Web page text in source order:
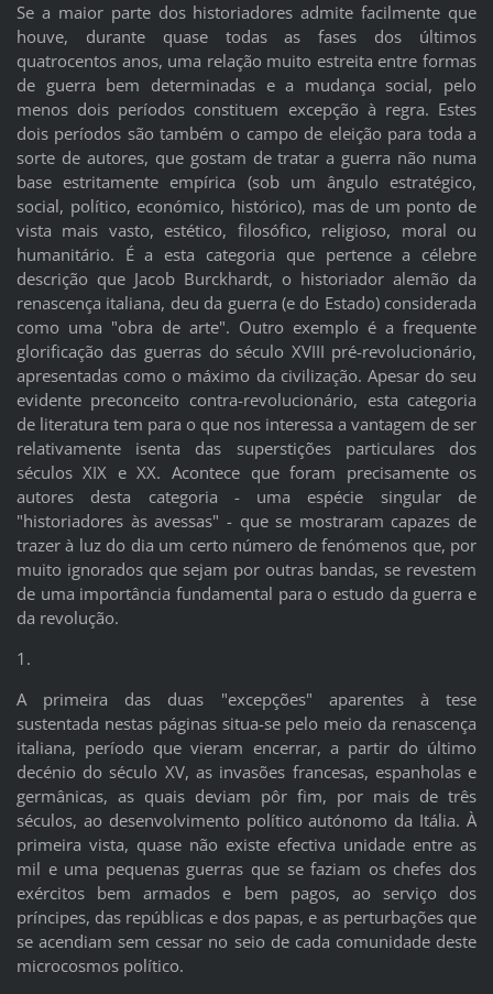
Se a maior parte dos historiadores admite facilmente que
houve, durante quase todas as fases dos últimos
quatrocentos anos, uma relação muito estreita entre formas
de guerra bem determinadas e a mudança social, pelo
menos dois períodos constituem excepção à regra. Estes
dois períodos são também o campo de eleição para toda a
sorte de autores, que gostam de tratar a guerra não numa
base estritamente empírica (sob um ângulo estratégico,
social, político, económico, histórico), mas de um ponto de
vista mais vasto, estético, filosófico, religioso, moral ou
humanitário. É a esta categoria que pertence a célebre
descrição que Jacob Burckhardt, o historiador alemão da
renascença italiana, deu da guerra (e do Estado) considerada
como uma "obra de arte". Outro exemplo é a frequente
glorificação das guerras do século XVIII pré-revolucionário,
apresentadas como o máximo da civilização. Apesar do seu
evidente preconceito contra-revolucionário, esta categoria
de literatura tem para o que nos interessa a vantagem de ser
relativamente isenta das superstições particulares dos
séculos XIX e XX. Acontece que foram precisamente os
autores desta categoria - uma espécie singular de
"historiadores às avessas" - que se mostraram capazes de
trazer à luz do dia um certo número de fenómenos que, por
muito ignorados que sejam por outras bandas, se revestem
de uma importância fundamental para o estudo da guerra e
da revolução.
1.
A primeira das duas "excepções" aparentes à tese
sustentada nestas páginas situa-se pelo meio da renascença
italiana, período que vieram encerrar, a partir do último
decénio do século XV, as invasões francesas, espanholas e
germânicas, as quais deviam pôr fim, por mais de três
séculos, ao desenvolvimento político autónomo da Itália. À
primeira vista, quase não existe efectiva unidade entre as
mil e uma pequenas guerras que se faziam os chefes dos
exércitos bem armados e bem pagos, ao serviço dos
príncipes, das repúblicas e dos papas, e as perturbações que
se acendiam sem cessar no seio de cada comunidade deste
microcosmos político.